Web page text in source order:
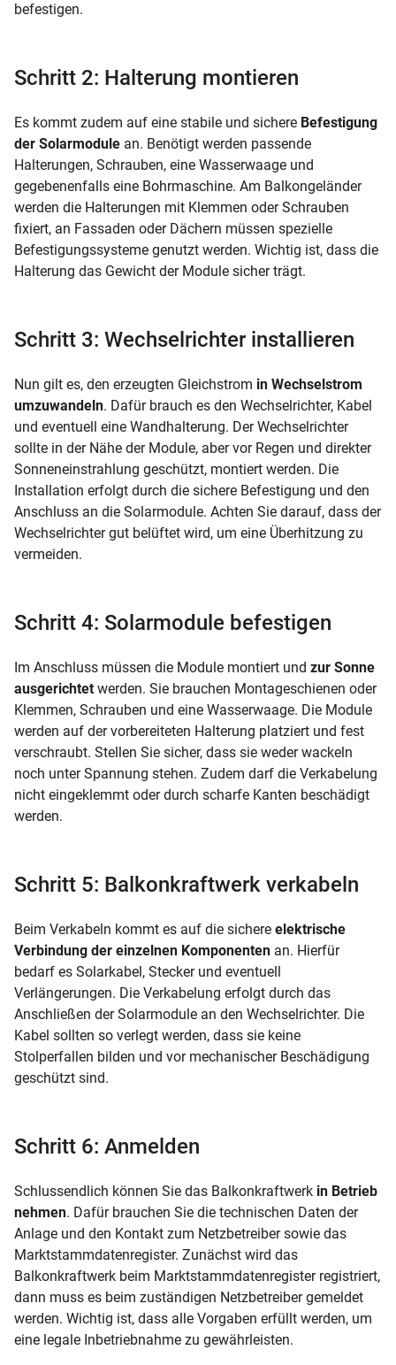
befestigen.
Schritt 2: Halterung montieren
Es kommt zudem auf eine stabile und sichere Befestigung
der Solarmodule an. Benötigt werden passende
Halterungen, Schrauben, eine Wasserwaage und
gegebenenfalls eine Bohrmaschine. Am Balkongeländer
werden die Halterungen mit Klemmen oder Schrauben
fixiert, an Fassaden oder Dächern müssen spezielle
Befestigungssysteme genutzt werden. Wichtig ist, dass die
Halterung das Gewicht der Module sicher trägt.
Schritt 3: Wechselrichter installieren
Nun gilt es, den erzeugten Gleichstrom in Wechselstrom
umzuwandeln. Dafür brauch es den Wechselrichter, Kabel
und eventuell eine Wandhalterung. Der Wechselrichter
sollte in der Nähe der Module, aber vor Regen und direkter
Sonneneinstrahlung geschützt, montiert werden. Die
Installation erfolgt durch die sichere Befestigung und den
Anschluss an die Solarmodule. Achten Sie darauf, dass der
Wechselrichter gut belüftet wird, um eine Überhitzung zu
vermeiden.
Schritt 4: Solarmodule befestigen
Im Anschluss müssen die Module montiert und zur Sonne
ausgerichtet werden. Sie brauchen Montageschienen oder
Klemmen, Schrauben und eine Wasserwaage. Die Module
werden auf der vorbereiteten Halterung platziert und fest
verschraubt. Stellen Sie sicher, dass sie weder wackeln
noch unter Spannung stehen. Zudem darf die Verkabelung
nicht eingeklemmt oder durch scharfe Kanten beschädigt
werden.
Schritt 5: Balkonkraftwerk verkabeln
Beim Verkabeln kommt es auf die sichere elektrische
Verbindung der einzelnen Komponenten an. Hierfür
bedarf es Solarkabel, Stecker und eventuell
Verlängerungen. Die Verkabelung erfolgt durch das
Anschließen der Solarmodule an den Wechselrichter. Die
Kabel sollten so verlegt werden, dass sie keine
Stolperfallen bilden und vor mechanischer Beschädigung
geschützt sind.
Schritt 6: Anmelden
Schlussendlich können Sie das Balkonkraftwerk in Betrieb
nehmen. Dafür brauchen Sie die technischen Daten der
Anlage und den Kontakt zum Netzbetreiber sowie das
Marktstammdatenregister. Zunächst wird das
Balkonkraftwerk beim Marktstammdatenregister registriert,
dann muss es beim zuständigen Netzbetreiber gemeldet
werden. Wichtig ist, dass alle Vorgaben erfüllt werden, um
eine legale Inbetriebnahme zu gewährleisten.